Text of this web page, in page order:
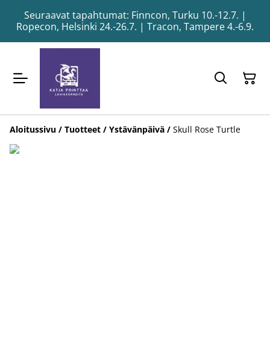
Seuraavat tapahtumat: Finncon, Turku 10.-12.7. |
Ropecon, Helsinki 24.-26.7. | Tracon, Tampere 4.-6.9.
Aloitussivu / Tuotteet / Ystävänpäivä / Skull Rose Turtle